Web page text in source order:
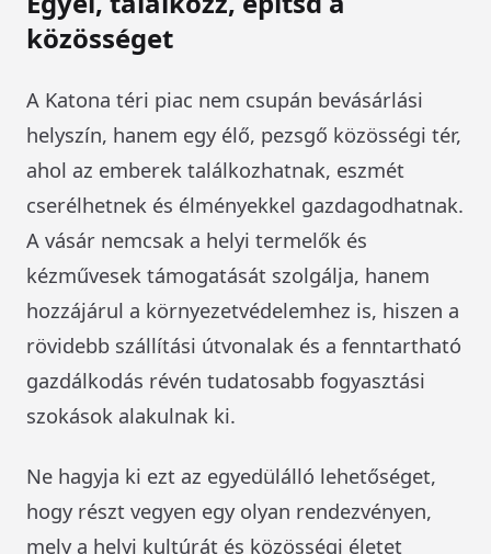
közösséget
A Katona téri piac nem csupán bevásárlási
helyszín, hanem egy élő, pezsgő közösségi tér,
ahol az emberek találkozhatnak, eszmét
cserélhetnek és élményekkel gazdagodhatnak.
A vásár nemcsak a helyi termelők és
kézművesek támogatását szolgálja, hanem
hozzájárul a környezetvédelemhez is, hiszen a
rövidebb szállítási útvonalak és a fenntartható
gazdálkodás révén tudatosabb fogyasztási
szokások alakulnak ki.
Ne hagyja ki ezt az egyedülálló lehetőséget,
hogy részt vegyen egy olyan rendezvényen,
mely a helyi kultúrát és közösségi életet